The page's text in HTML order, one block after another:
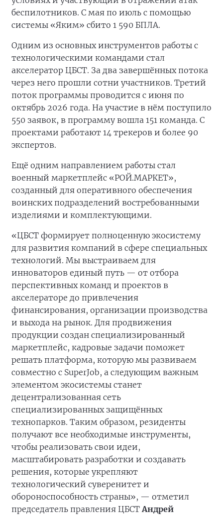
беспилотников. С мая по июль с помощью
системы «Яким» сбито 1 590 БПЛА.
Одним из основных инструментов работы с
технологическими командами стал
акселератор ЦБСТ. За два завершённых потока
через него прошли сотни участников. Третий
поток программы проводится с июня по
октябрь 2026 года. На участие в нём поступило
550 заявок, в программу вошла 151 команда. С
проектами работают 14 трекеров и более 90
экспертов.
Ещё одним направлением работы стал
военный маркетплейс «РОЙ.МАРКЕТ»,
созданный для оперативного обеспечения
воинских подразделений востребованными
изделиями и комплектующими.
«ЦБСТ формирует полноценную экосистему
для развития компаний в сфере специальных
технологий. Мы выстраиваем для
инноваторов единый путь — от отбора
перспективных команд и проектов в
акселераторе до привлечения
финансирования, организации производства
и выхода на рынок. Для продвижения
продукции создан специализированный
маркетплейс, кадровые задачи поможет
решать платформа, которую мы развиваем
совместно с SuperJob, а следующим важным
элементом экосистемы станет
децентрализованная сеть
специализированных защищённых
технопарков. Таким образом, резиденты
получают все необходимые инструменты,
чтобы реализовать свои идеи,
масштабировать разработки и создавать
решения, которые укрепляют
технологический суверенитет и
обороноспособность страны», — отметил
председатель правления ЦБСТАндрей